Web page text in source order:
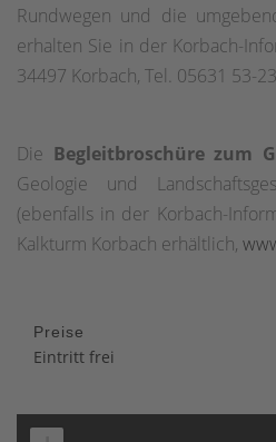
Rundwegen und die
erhalten Sie in der Korbach-
34497 Korbach, Tel. 05631 53-
Die Begleitbroschüre zum
Geologie und
(ebenfalls in der Korbach-
Kalkturm Korbach erhältlich,
Preise
Eintritt frei